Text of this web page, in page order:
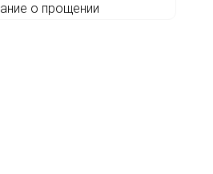
о прощении